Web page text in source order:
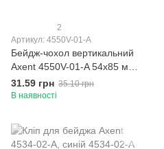
2
Артикул: 4550V-01-A
Бейдж-чохол вертикальний
Axent 4550V-01-A 54x85 мм,
чорний
31.59 грн 35.10 грн
В наявності